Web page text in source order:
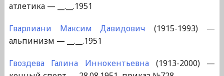
атлетика — __.__.1951
Гварлиани Максим Давидович (1915-1993) —
альпинизм — __.__.1951
Гвоздева Галина Иннокентьевна(1913-2000) —